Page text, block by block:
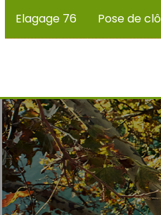
Elagage 76 Pose de